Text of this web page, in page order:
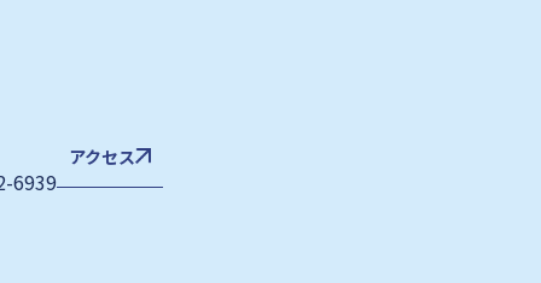
6939
アクセス